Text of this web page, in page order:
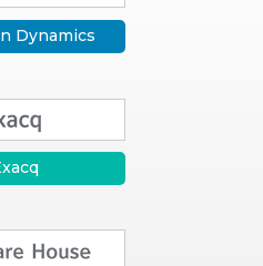
Dynamics